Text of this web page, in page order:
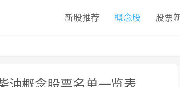
新股推荐 概念股 股票